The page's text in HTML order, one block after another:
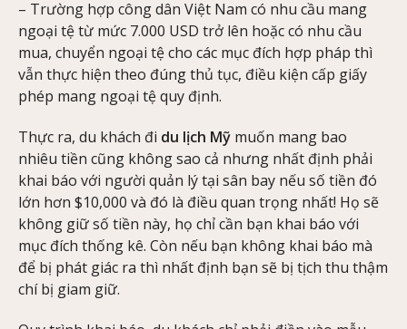
– Trường hợp công dân Việt Nam có nhu cầu mang
ngoại tệ từ mức 7.000 USD trở lên hoặc có nhu cầu
mua, chuyển ngoại tệ cho các mục đích hợp pháp thì
vẫn thực hiện theo đúng thủ tục, điều kiện cấp giấy
phép mang ngoại tệ quy định.
Thực ra, du khách đi du lịch Mỹ muốn mang bao
nhiêu tiền cũng không sao cả nhưng nhất định phải
khai báo với người quản lý tại sân bay nếu số tiền đó
lớn hơn $10,000 và đó là điều quan trọng nhất! Họ sẽ
không giữ số tiền này, họ chỉ cần bạn khai báo với
mục đích thống kê. Còn nếu bạn không khai báo mà
để bị phát giác ra thì nhất định bạn sẽ bị tịch thu thậm
chí bị giam giữ.